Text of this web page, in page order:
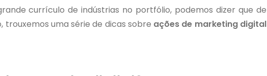
currículo de indústrias no portfólio, podemos dizer que de
trouxemos uma série de dicas sobre ações de marketing digital